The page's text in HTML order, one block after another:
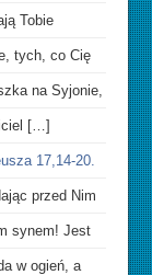
Tobie
tych, co Cię
na Syjonie,
[…]
17,14-20.
przed Nim
synem! Jest
w ogień, a